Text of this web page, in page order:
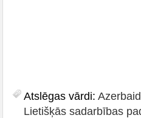
Atslēgas vārdi:
Lietišķās sadarbības